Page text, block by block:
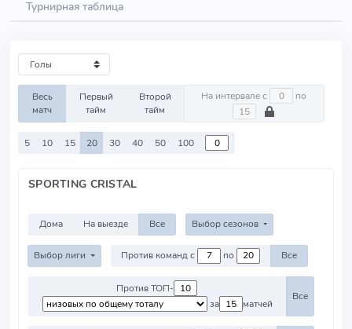
Турнирная таблица
Весь
матч
Первый
тайм
Второй
тайм
На интервале с по
5 10 15 20 30 40 50 100
SPORTING CRISTAL
Дома На выезде Все Выбор сезонов
Выбор лиги Против команд с по Все
Против ТОП-
за
матчей
Все